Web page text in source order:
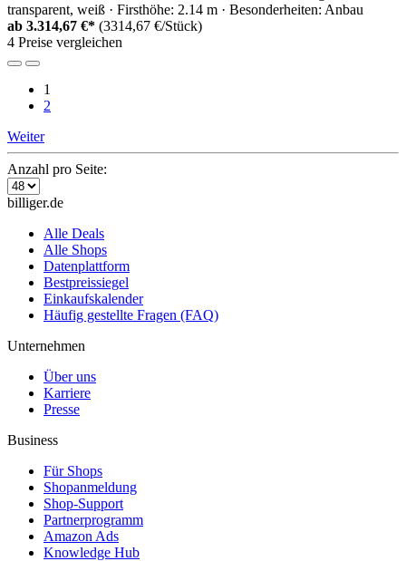
transparent, weiß · Firsthöhe: 2.14 m · Besonderheiten: Anbau
ab 3.314,67 €* (3314,67 €/Stück)
4 Preise vergleichen
1
2
Weiter
Anzahl pro Seite:
billiger.de
Alle Deals
Alle Shops
Datenplattform
Bestpreissiegel
Einkaufskalender
Häufig gestellte Fragen (FAQ)
Unternehmen
Über uns
Karriere
Presse
Business
Für Shops
Shopanmeldung
Shop-Support
Partnerprogramm
Amazon Ads
Knowledge Hub